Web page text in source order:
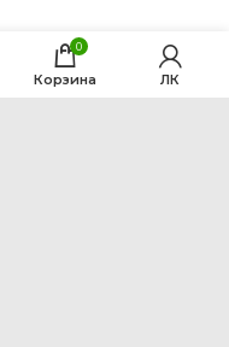
0
Корзина ЛК